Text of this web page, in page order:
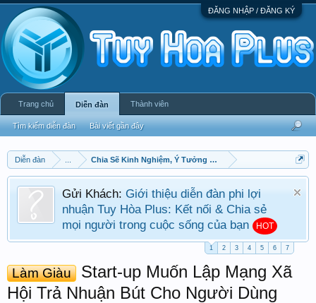
ĐĂNG NHẬP / ĐĂNG KÝ
Diễn đàn Chia Sẽ Kinh Nghiệm, Ý Tưởng Kinh Doanh, Làm Giàu
Gửi Khách: Giới thiệu diễn đàn phi lợi
nhuận Tuy Hòa Plus: Kết nối & Chia sẻ
mọi người trong cuộc sống của bạn
HOT
1 2 3 4 5 6 7
Làm Giàu
Start-up Muốn Lập Mạng Xã
Hội Trả Nhuận Bút Cho Người Dùng
Trang chủ Diễn đàn
Tìm kiếm diễn đàn Bài viết gần đây
Thành viên